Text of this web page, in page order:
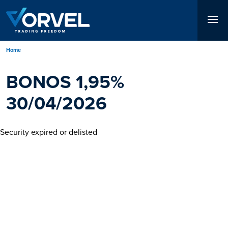
contenuto
principale
Briciole
pane
Home
BONOS 1,95%
30/04/2026
Security expired or delisted